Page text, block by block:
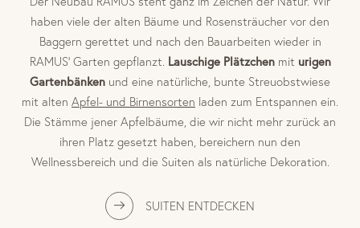
haben viele der alten Bäume und Rosensträucher vor den
Baggern gerettet und nach den Bauarbeiten wieder in
RAMUS‘ Garten gepflanzt. Lauschige Plätzchenmit urigen
Gartenbänken und eine natürliche, bunte Streuobstwiese
mit alten Apfel- und Birnensorten laden zum Entspannen ein.
Die Stämme jener Apfelbäume, die wir nicht mehr zurück an
ihren Platz gesetzt haben, bereichern nun den
Wellnessbereich und die Suiten als natürliche Dekoration.
SUITEN ENTDECKEN
TOPANGEBOT
11.10. –